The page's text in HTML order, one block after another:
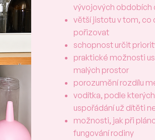
vývojových obdobích
větší jistotu v tom, co
pořizovat
schopnost určit
praktické možnosti
malých prostor
porozumění rozdílu
vodítka, podle
uspořádání už dítěti
možnosti, jak při
fungování rodiny